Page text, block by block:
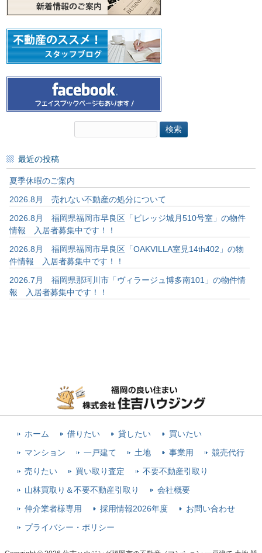
最近の投稿
夏季休暇のご案内
2026.8月 売れない不動産の処分について
2026.8月 福岡県福岡市早良区「ビレッジ城月510号室」の物件
情報 入居者募集中です！！
2026.8月 福岡県福岡市早良区「OAKVILLA室見14th402」の物
件情報 入居者募集中です！！
2026.7月 福岡県那珂川市「ヴィラージュ博多南101」の物件情
報 入居者募集中です！！
ホーム 借りたい 貸したい 買いたい
マンション 一戸建て 土地 事業用 競売代行
売りたい 買い取り査定 不要不動産引取り
山林買取り＆不要不動産引取り 会社概要
仲介業者様専用 採用情報2026年度 お問い合わせ
プライバシー・ポリシー